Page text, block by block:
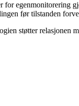
egenmonitorering
før tilstanden
støtter relasjonen